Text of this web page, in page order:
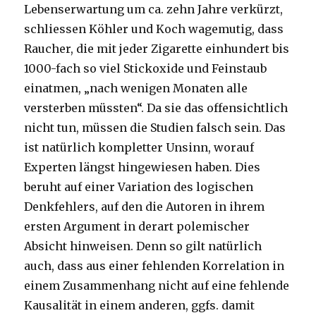
Lebenserwartung um ca. zehn Jahre verkürzt,
schliessen Köhler und Koch wagemutig, dass
Raucher, die mit jeder Zigarette einhundert bis
1000-fach so viel Stickoxide und Feinstaub
einatmen, „nach wenigen Monaten alle
versterben müssten“. Da sie das offensichtlich
nicht tun, müssen die Studien falsch sein. Das
ist natürlich kompletter Unsinn, worauf
Experten längst hingewiesen haben. Dies
beruht auf einer Variation des logischen
Denkfehlers, auf den die Autoren in ihrem
ersten Argument in derart polemischer
Absicht hinweisen. Denn so gilt natürlich
auch, dass aus einer fehlenden Korrelation in
einem Zusammenhang nicht auf eine fehlende
Kausalität in einem anderen, ggfs. damit